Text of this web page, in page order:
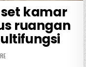
kamar
ruangan